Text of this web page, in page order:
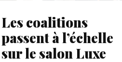
Les coalitions
passent à l’échelle
sur le salon Luxe